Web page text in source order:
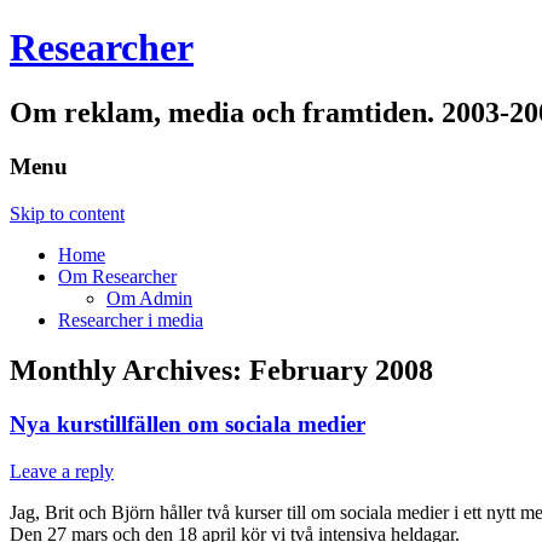
Researcher
Om reklam, media och framtiden. 2003-
Menu
Skip to content
Home
Om Researcher
Om Admin
Researcher i media
Monthly Archives: February 2008
Nya kurstillfällen om sociala medier
Leave a reply
Jag, Brit och Björn håller två kurser till om sociala medier i ett nytt
Den 27 mars och den 18 april kör vi två intensiva heldagar.